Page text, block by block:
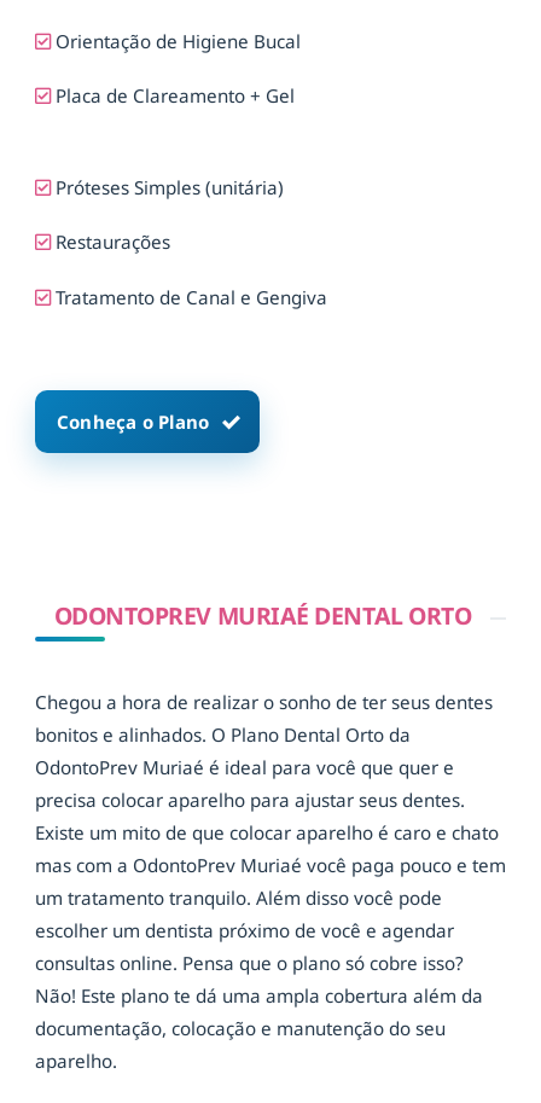
Orientação de Higiene Bucal
Placa de Clareamento + Gel
Próteses Simples (unitária)
Restaurações
Tratamento de Canal e Gengiva
Conheça o Plano
ODONTOPREV MURIAÉ DENTAL ORTO
Chegou a hora de realizar o sonho de ter seus dentes
bonitos e alinhados. O Plano Dental Orto da
OdontoPrev Muriaé é ideal para você que quer e
precisa colocar aparelho para ajustar seus dentes.
Existe um mito de que colocar aparelho é caro e chato
mas com a OdontoPrev Muriaé você paga pouco e tem
um tratamento tranquilo. Além disso você pode
escolher um dentista próximo de você e agendar
consultas online. Pensa que o plano só cobre isso?
Não! Este plano te dá uma ampla cobertura além da
documentação, colocação e manutenção do seu
aparelho.